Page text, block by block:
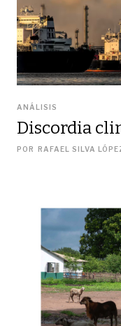
ANÁLISIS
Discordia
POR RAFAEL SILVA